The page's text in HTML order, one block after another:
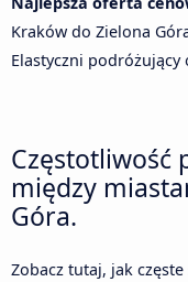
Kraków do Zielona
Elastyczni podróżujący
Częstotliwość
między
Góra.
Zobacz tutaj, jak